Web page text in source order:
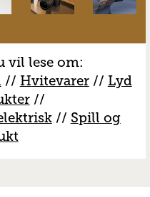
vil lese om:
// Hvitevarer// Lyd
//
// Spill og